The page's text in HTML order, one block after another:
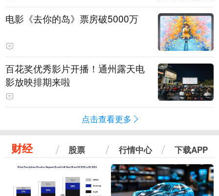
电影《去你的岛》票房破5000万
百花奖优秀影片开播！通州露天电
影放映排期来啦
点击查看更多
财经 股票 行情中心 下载APP